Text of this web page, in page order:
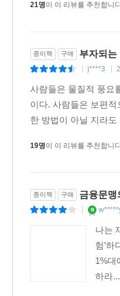
21명이 이 리뷰를 추천합니
종이책 구매 부자되는
j****3
사람들은 물질적 풍요
이다. 사람들은 보편
한 방법이 아닐 지라
19명이 이 리뷰를 추천합니
종이책 구매 금융문맹
나는
험’
1%대
하라...